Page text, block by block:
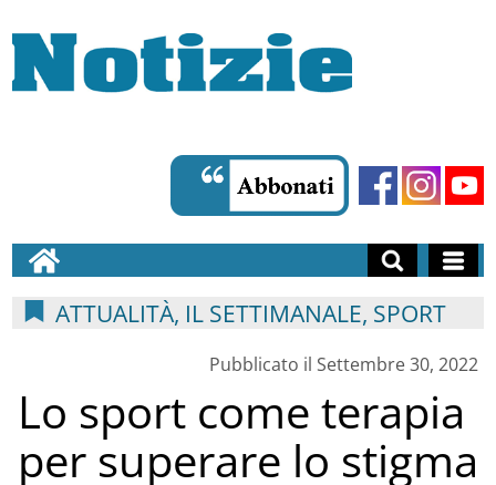
ATTUALITÀ, IL SETTIMANALE, SPORT
Pubblicato il Settembre 30, 2022
Lo sport come terapia
per superare lo stigma